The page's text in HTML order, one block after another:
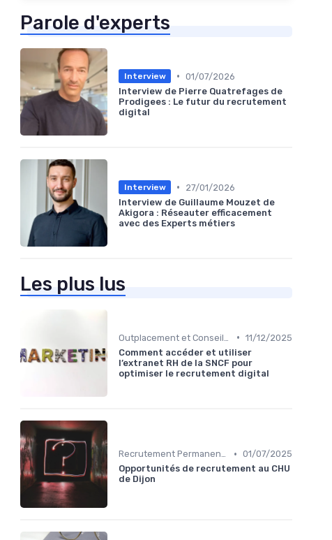
Parole d'experts
Interview • 01/07/2026
Interview de Pierre Quatrefages de
Prodigees : Le futur du recrutement
digital
Interview •
27/01/2026
Interview de Guillaume Mouzet de
Akigora : Réseauter efficacement
avec des Experts métiers
Les plus lus
• 11/12/2025
Comment accéder et utiliser
l’extranet RH de la SNCF pour
optimiser le recrutement digital
Recrutement Permanent et Temporaire • 01/07/2025
Opportunités de recrutement au CHU
de Dijon